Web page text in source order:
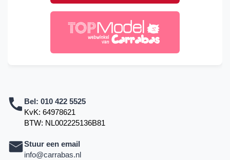
Bel: 010 422 5525
KvK: 64978621
BTW: NL002225136B81
Stuur een email
info@carrabas.nl